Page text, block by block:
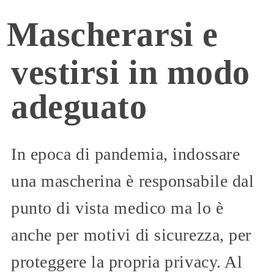
Mascherarsi e
vestirsi in modo
adeguato
In epoca di pandemia, indossare
una mascherina è responsabile dal
punto di vista medico ma lo è
anche per motivi di sicurezza, per
proteggere la propria privacy. Al